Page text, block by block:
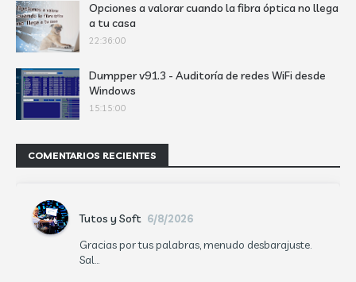
Opciones a valorar cuando la fibra óptica no llega
a tu casa
22:36:00
Dumpper v91.3 - Auditoría de redes WiFi desde
Windows
15:15:00
COMENTARIOS RECIENTES
Tutos y Soft 6/8/2026
Gracias por tus palabras, menudo desbarajuste.
Sal...